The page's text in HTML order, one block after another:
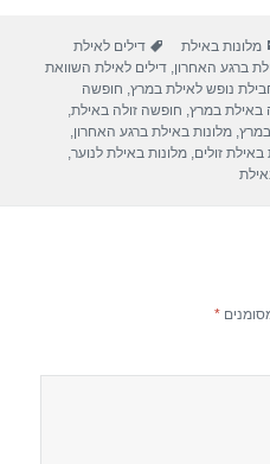
gr
a
m
eקטגוריות
מלונות באילת תגיות
דילים לאילת
ברגע האחרון,דילים לאילת השוואת
נופש לאילת במרץ, חופשה
באילת במרץ, חופשה זולה באילת,
,מלונות באילת ברגע האחרון,
באילת זולים,מלונות באילת לנוער,
*